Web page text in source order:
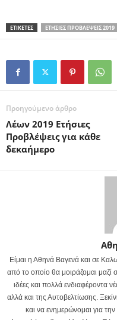
ΕΤΙΚΕΤΕΣ ΕΤΉΣΙΕΣ ΠΡΟΒΛΈΨΕΙΣ 2019
Προηγούμενο άρθρο
Λέων 2019 Ετήσιες
Προβλέψεις για κάθε
δεκαήμερο
Είμαι η Αθηνά Βαγενά και σε
από το οποίο θα μοιράζομαι μαζί
ιδέες και πολλά ενδιαφέροντα
αλλά και της Αυτοβελτίωσης.
και να ενημερώνομαι για